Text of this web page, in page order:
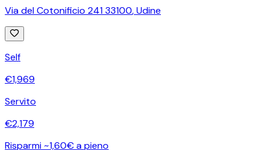
Via del Cotonificio 241 33100,Udine
Self
€1,969
Servito
€2,179
Risparmi ~1,60€ a pieno